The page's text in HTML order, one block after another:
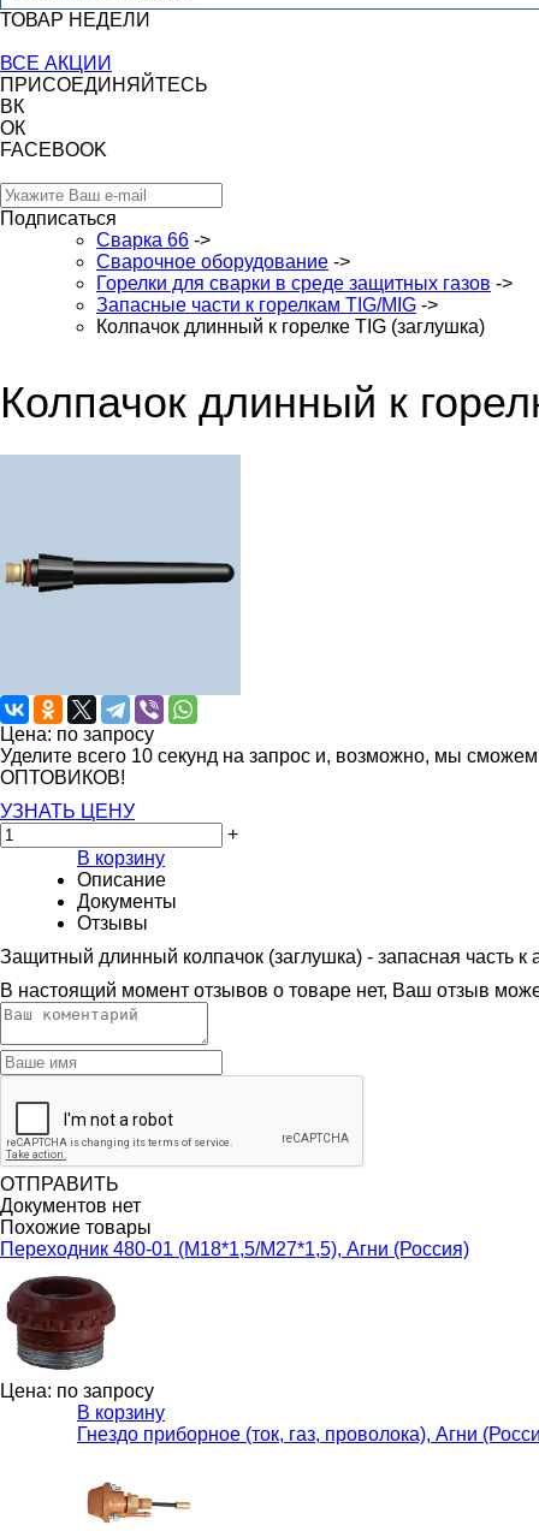
ТОВАР НЕДЕЛИ
ВСЕ АКЦИИ
ПРИСОЕДИНЯЙТЕСЬ
ВК
ОК
FACEBOOK
Подписаться
Сварка 66 ->
Сварочное оборудование ->
Горелки для сварки в среде защитных газов ->
Запасные части к горелкам TIG/MIG ->
Колпачок длинный к горелке TIG (заглушка)
Колпачок длинный к
Цена: по запросу
Уделите всего 10 секунд на запрос и, возможно, мы
ОПТОВИКОВ!
УЗНАТЬ ЦЕНУ
+
В корзину
Описание
Документы
Отзывы
Защитный длинный колпачок (заглушка) - запасная часть к
В настоящий момент отзывов о товаре нет, Ваш отзыв
ОТПРАВИТЬ
Документов нет
Похожие товары
Переходник 480-01 (М18*1,5/М27*1,5), Агни (Россия)
Цена: по запросу
В корзину
Гнездо приборное (ток, газ, проволока), Агни